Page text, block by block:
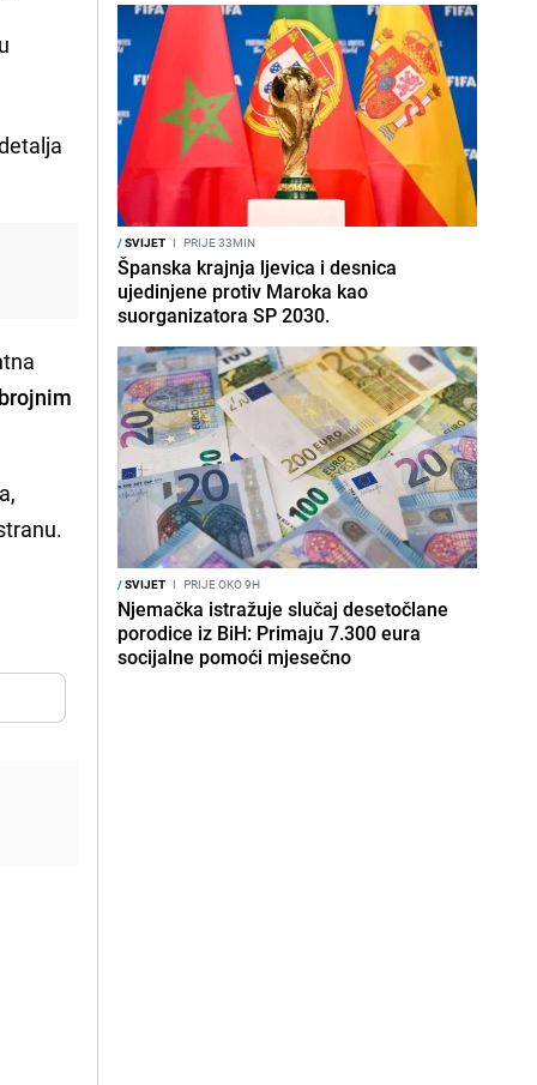
/SVIJET I PRIJE 33MIN
Španska krajnja ljevica i desnica
ujedinjene protiv Maroka kao
suorganizatora SP 2030.
/SVIJET I PRIJE OKO 9H
Njemačka istražuje slučaj desetočlane
porodice iz BiH: Primaju 7.300 eura
socijalne pomoći mjesečno